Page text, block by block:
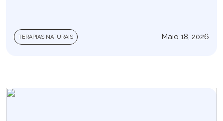
TERAPIAS NATURAIS Maio 18, 2026